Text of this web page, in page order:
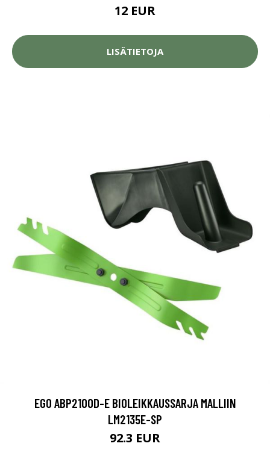
12 EUR
LISÄTIETOJA
EGO ABP2100D-E BIOLEIKKAUSSARJA MALLIIN
LM2135E-SP
92.3 EUR